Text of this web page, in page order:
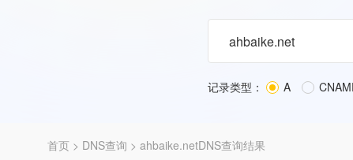
记录类型： A
首页 > DNS查询 > ahbaike.netDNS查询结果